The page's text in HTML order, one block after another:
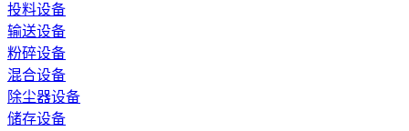
投料设备
输送设备
粉碎设备
混合设备
除尘器设备
储存设备